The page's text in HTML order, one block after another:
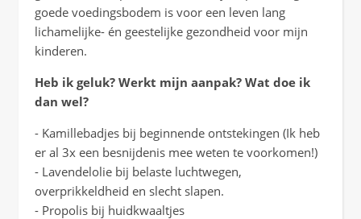
goede voedingsbodem is voor een leven lang
lichamelijke- én geestelijke gezondheid voor mijn
kinderen.
Heb ik geluk? Werkt mijn aanpak? Wat doe ik
dan wel?
- Kamillebadjes bij beginnende ontstekingen (Ik heb
er al 3x een besnijdenis mee weten te voorkomen!)
- Lavendelolie bij belaste luchtwegen,
overprikkeldheid en slecht slapen.
- Propolis bij huidkwaaltjes